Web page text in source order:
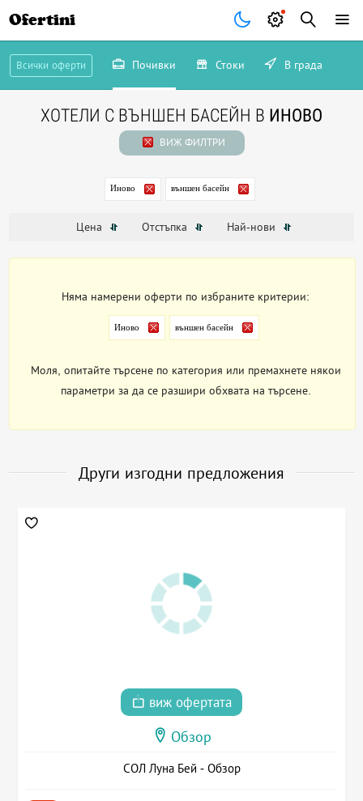
Ofertini
Всички оферти Почивки Стоки В града
ХОТЕЛИ С ВЪНШЕН БАСЕЙН В ИНОВО
ВИЖ ФИЛТРИ
Иново външен басейн
Цена Отстъпка Най-нови
Няма намерени оферти по избраните критерии:
Иново външен басейн
Моля, опитайте търсене по категория или премахнете някои
параметри за да се разшири обхвата на търсене.
Други изгодни предложения
виж офертата
Обзор
СОЛ Луна Бей - Обзор